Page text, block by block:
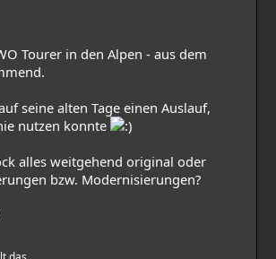
Tourer in den Alpen - aus dem
seine alten Tage einen Auslauf,
nutzen konnte
alles weitgehend original oder
bzw. Modernisierungen?